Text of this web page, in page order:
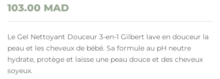
103.00 MAD
Le Gel Nettoyant Douceur 3-en-1 Gilbert lave en douceur la
peau et les cheveux de bébé. Sa formule au pH neutre
hydrate, protège et laisse une peau douce et des cheveux
soyeux.